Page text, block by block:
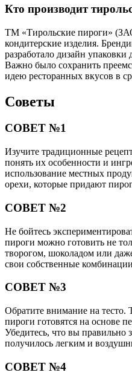
Кто производит
ТМ «Тирольские пироги»
кондитерские изделия.
разработало дизайн
Важно было сохранить
идею ресторанных вкусов в
Советы
СОВЕТ №1
Изучите традиционные
понять их особенности и
использование местных
орехи, которые придают
СОВЕТ №2
Не бойтесь
пироги можно готовить не
творогом, шоколадом или
свои собственные
СОВЕТ №3
Обратите внимание на тесто.
пироги готовятся на основе
Убедитесь, что вы правильно
получилось легким и
СОВЕТ №4